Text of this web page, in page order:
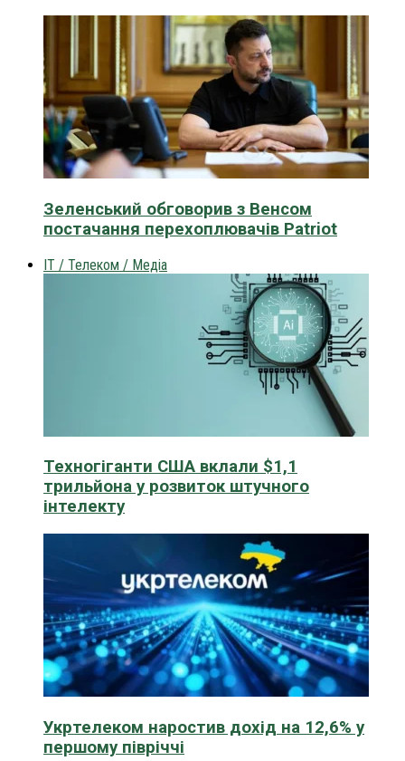
Зеленський обговорив з Венсом
постачання перехоплювачів Patriot
IT / Телеком / Медіа
Техногіганти США вклали $1,1
трильйона у розвиток штучного
інтелекту
Укртелеком наростив дохід на 12,6% у
першому півріччі